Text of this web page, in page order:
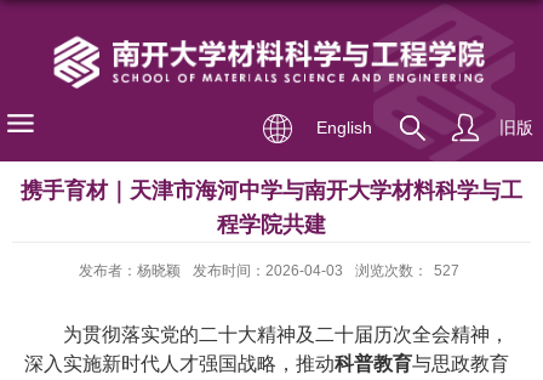
English 旧版
携手育材｜天津市海河中学与南开大学材料科学与工
程学院共建
发布者：杨晓颖 发布时间：2026-04-03 浏览次数： 527
为贯彻落实党的二十大精神及二十届历次全会精神，
深入实施新时代人才强国战略，推动科普教育与思政教育